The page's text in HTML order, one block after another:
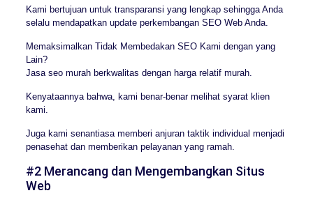
Kami bertujuan untuk transparansi yang lengkap sehingga Anda
selalu mendapatkan update perkembangan SEO Web Anda.
Memaksimalkan Tidak Membedakan SEO Kami dengan yang
Lain?
Jasa seo murah berkwalitas dengan harga relatif murah.
Kenyataannya bahwa, kami benar-benar melihat syarat klien
kami.
Juga kami senantiasa memberi anjuran taktik individual menjadi
penasehat dan memberikan pelayanan yang ramah.
#2 Merancang dan Mengembangkan Situs
Web